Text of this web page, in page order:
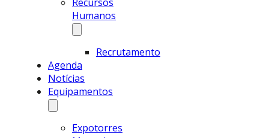
Humanos
Recrutamento
Agenda
Notícias
Equipamentos
Expotorres